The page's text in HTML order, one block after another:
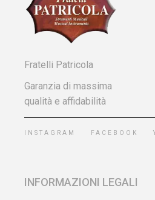
Fratelli Patricola
Garanzia di massima
qualità e affidabilità
INSTAGRAM FACEBOOK
INFORMAZIONI LEGALI